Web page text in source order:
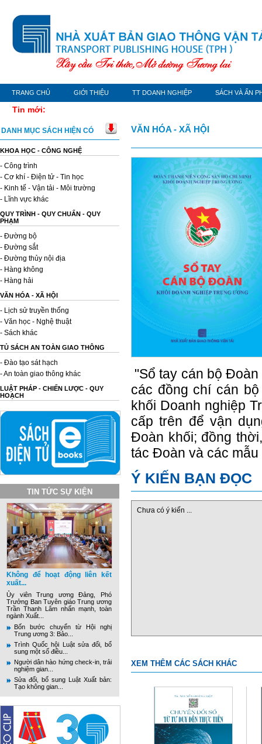
TRANG CHỦ GIỚI THIỆU TT DOANH NGHIỆP SÁCH VÀ ẤN
Tin mới:
DANH MỤC SÁCH HIỆN CÓ
KHOA HỌC - CÔNG NGHỆ
- Công trình
- Cơ khí - Điện tử - Tin học
- Kinh tế - Vận tải - Môi trường
- Lĩnh vực khác
QUY TRÌNH - QUY CHUẨN - QUY
PHẠM
- Đường bộ
- Đường sắt
- Đường thủy nội địa
- Hàng không
- Hàng hải
VĂN HÓA - XÃ HỘI
- Lịch sử truyền thống
- Văn học - Nghệ thuật
- Sách khác
TỦ SÁCH AN TOÀN GIAO THÔNG
- Đào tạo sát hạch
- An toàn giao thông khác
LUẬT PHÁP - CHIẾN LƯỢC - QUY
HOẠCH
TIN TỨC SỰ KIỆN
Không để hoạt động liên kết
xuất...
Ủy viên Trung ương Đảng, Phó
Trưởng Ban Tuyên giáo Trung ương
Trần Thanh Lâm nhấn mạnh, toàn
ngành Xuất...
Bốn bước chuyển từ Hội nghị
Trung ương 3: Bảo...
Trình Quốc hội Luật sửa đổi, bổ
sung một số điều...
Người dân hào hứng check-in, trải
nghiệm gian...
Sửa đổi, bổ sung Luật Xuất bản:
Tạo không gian...
VĂN HÓA - XÃ HỘI
"Sổ tay cán bộ
các đồng chí cán
khối Doanh nghiệp
cấp trên để vận
Đoàn khối; đồng
tác Đoàn và các
Ý KIẾN BẠN ĐỌC
Chưa có ý kiến ...
XEM THÊM CÁC SÁCH KHÁC